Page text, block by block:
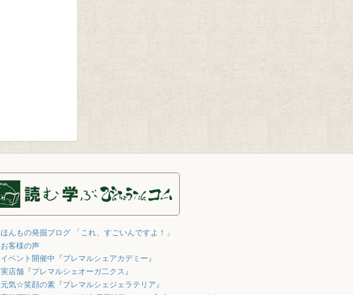
ほんもの発掘ブログ 「これ、すごいんですよ！」
お客様の声
イベント開催中『プレマルシェアカデミー』
実店舗『プレマルシェオーガ二クス』
元気☆笑顔の素『プレマルシェジェラテリア』